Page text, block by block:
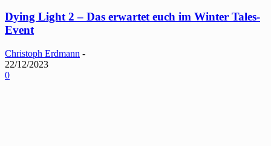
Dying Light 2 – Das erwartet euch im Winter Tales-
Event
Christoph Erdmann -
22/12/2023
0